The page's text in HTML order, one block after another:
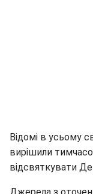
Відомі в усьому
вирішили
відсвяткувати